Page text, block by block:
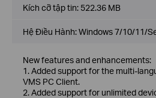
Kích cỡ tập tin: 522.36 MB
Hệ Điều Hành: Windows 7/10/11/
New features and enhancements:
1. Added support for the multi-
VMS PC Client.
2. Added support for unlimited